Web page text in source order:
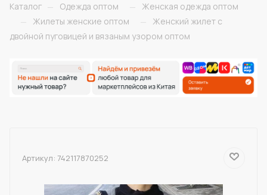
Каталог — Одежда оптом —
Женская одежда оптом
—
Жилеты женские оптом —
Женский жилет с
двойной пуговицей и вязаным узором оптом
Артикул: 742117870252